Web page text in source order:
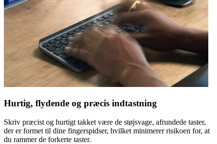
Hurtig, flydende og præcis indtastning
Skriv præcist og hurtigt takket være de støjsvage, afrundede taster,
der er formet til dine fingerspidser, hvilket minimerer risikoen for, at
du rammer de forkerte taster.